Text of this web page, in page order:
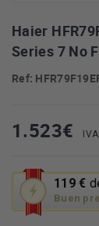
Haier
Series 7 No
Ref:
1.523€
119 €
Buen
Esta
acción
abrirá